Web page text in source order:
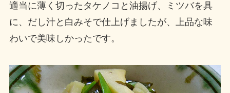
適当に薄く切ったタケノコと油揚げ、ミツバを具
に、だし汁と白みそで仕上げましたが、上品な味
わいで美味しかったです。